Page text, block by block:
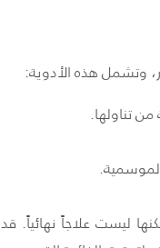
وتشمل هذه الأدوية:
ليست علاجاً نهائياً. قد